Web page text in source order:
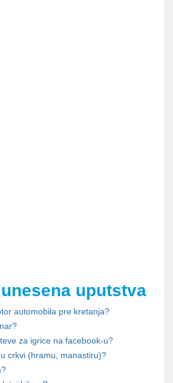
uputstva
automobila pre kretanja?
za igrice na facebook-u?
crkvi (hramu, manastiru)?